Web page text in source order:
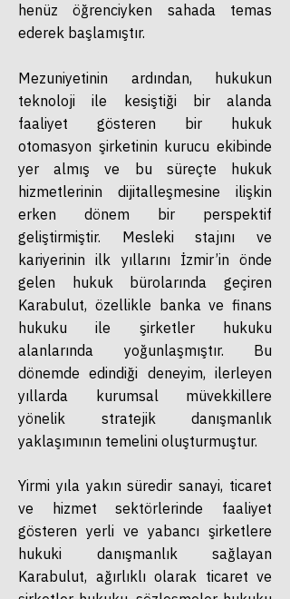
henüz öğrenciyken sahada temas
ederek başlamıştır.
Mezuniyetinin ardından, hukukun
teknoloji ile kesiştiği bir alanda
faaliyet gösteren bir hukuk
otomasyon şirketinin kurucu ekibinde
yer almış ve bu süreçte hukuk
hizmetlerinin dijitalleşmesine ilişkin
erken dönem bir perspektif
geliştirmiştir. Mesleki stajını ve
kariyerinin ilk yıllarını İzmir’in önde
gelen hukuk bürolarında geçiren
Karabulut, özellikle banka ve finans
hukuku ile şirketler hukuku
alanlarında yoğunlaşmıştır. Bu
dönemde edindiği deneyim, ilerleyen
yıllarda kurumsal müvekkillere
yönelik stratejik danışmanlık
yaklaşımının temelini oluşturmuştur.
Yirmi yıla yakın süredir sanayi, ticaret
ve hizmet sektörlerinde faaliyet
gösteren yerli ve yabancı şirketlere
hukuki danışmanlık sağlayan
Karabulut, ağırlıklı olarak ticaret ve